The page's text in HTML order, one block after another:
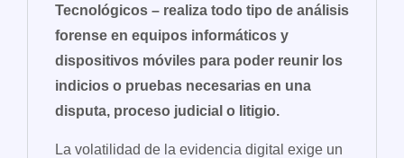
Tecnológicos – realiza todo tipo de análisis
forense en equipos informáticos y
dispositivos móviles para poder reunir los
indicios o pruebas necesarias en una
disputa, proceso judicial o litigio.
La volatilidad de la evidencia digital exige un